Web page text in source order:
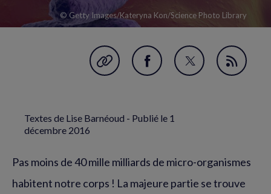
© Getty Images/Kateryna Kon/Science Photo Library
Textes de Lise Barnéoud - Publié le 1
décembre 2016
Garder en favori
Partager
(nouvelle
Partager
Flux
Pas moins de 40 mille milliards de micro-organismes
habitent notre corps ! La majeure partie se trouve